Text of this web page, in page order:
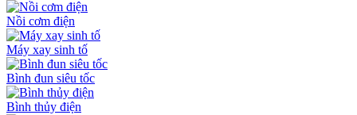
Nồi cơm điện
Máy xay sinh tố
Bình đun siêu tốc
Bình thủy điện